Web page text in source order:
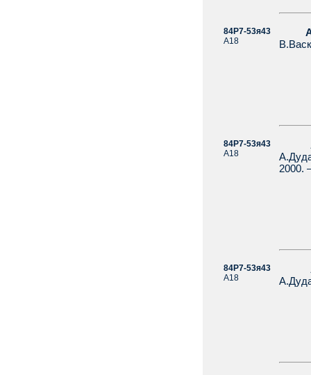
84Р7-53я43
А18
84Р7-53я43
А18
2000.
84Р7-53я43
А18